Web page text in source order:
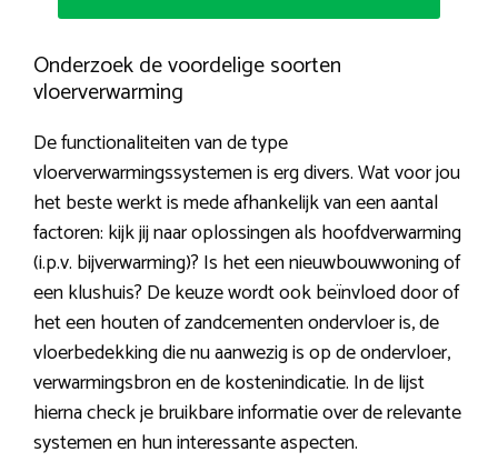
Onderzoek de voordelige soorten
vloerverwarming
De functionaliteiten van de type
vloerverwarmingssystemen is erg divers. Wat voor jou
het beste werkt is mede afhankelijk van een aantal
factoren: kijk jij naar oplossingen als hoofdverwarming
(i.p.v. bijverwarming)? Is het een nieuwbouwwoning of
een klushuis? De keuze wordt ook beïnvloed door of
het een houten of zandcementen ondervloer is, de
vloerbedekking die nu aanwezig is op de ondervloer,
verwarmingsbron en de kostenindicatie. In de lijst
hierna check je bruikbare informatie over de relevante
systemen en hun interessante aspecten.